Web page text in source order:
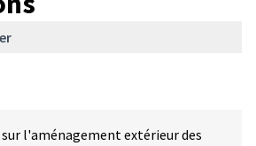
l'aménagement extérieur des